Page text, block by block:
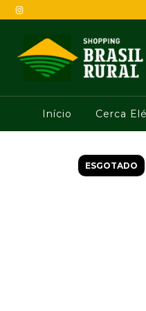
Início Cerca
ESGOTADO